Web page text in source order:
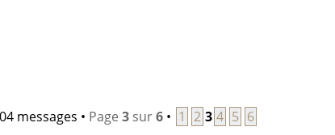
messages • Page 3sur6• 1 2 3 4 5 6